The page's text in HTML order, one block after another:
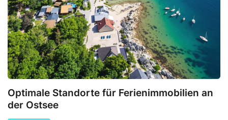
Optimale Standorte für Ferienimmobilien an
der Ostsee